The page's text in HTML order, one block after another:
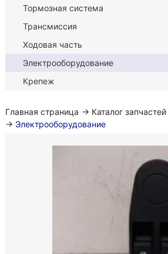
Тормозная система
Трансмиссия
Ходовая часть
Электрооборудование
Крепеж
Главная страница → Каталог запчастей
→ Электрооборудование